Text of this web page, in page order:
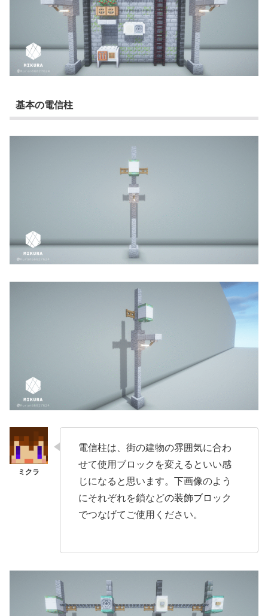
基本の電信柱
電信柱は、街の建物の雰囲気に合わ
せて使用ブロックを変えるといい感
じになると思います。下画像のよう
にそれぞれを鎖などの装飾ブロック
でつなげてご使用ください。